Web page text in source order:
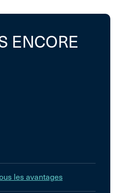
ENCORE
les avantages